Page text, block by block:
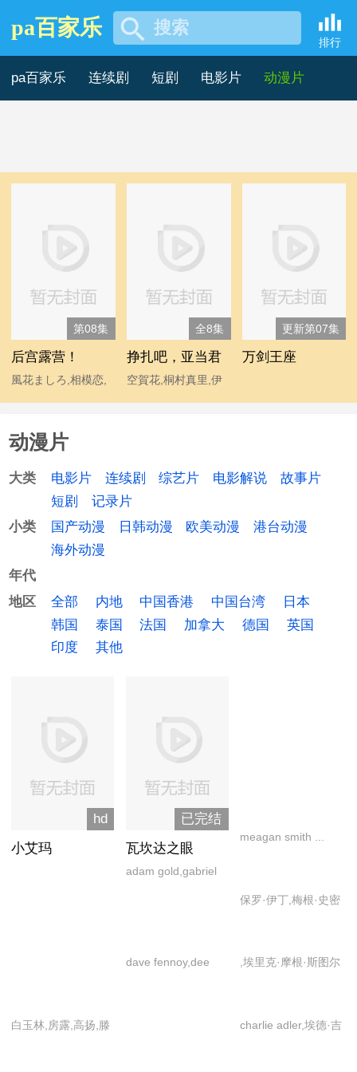
美国动漫片 -pa百家乐
pa百家乐 搜索
排行
pa百家乐 连续剧 短剧 电影片 动漫片
第08集
后宫露营！
風花ましろ,相模恋,
雅仁,陽向葵ゅか,柚
全8集
挣扎吧，亚当君
空賀花,桐村真里,伊
藤静
更新第07集
万剑王座
动漫片
大类 电影片 连续剧 综艺片 电影解说
故事片
短剧
记录片
小类
国产动漫 日韩动漫 欧美动漫
港台动漫
海外动漫
年代
地区
全部 内地 中国香港 中国台湾
日本
韩国
泰国 法国 加拿大 德国
英国
印度
其他
hd
小艾玛
已完结
瓦坎达之眼
adam gold,gabriel
宾逊-史密斯,丹娜·奎
meagan smith ...
max,tara strong ...
保罗·伊丁,梅根·史密
dave fennoy,dee
,埃里克·摩根·斯图尔
克·巴德,戴恩·多诺
白玉林,房露,高扬,滕
charlie adler,埃德·吉